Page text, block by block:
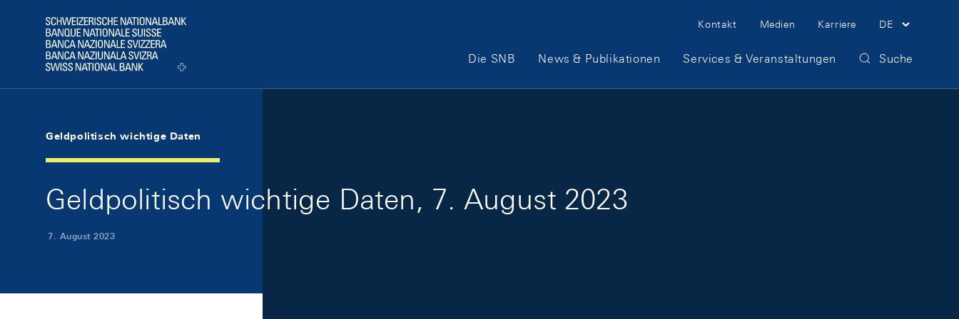
Logo
Meta Navigation
Kontakt Medien Karriere DE
Hauptnavigation
Die SNB News & Publikationen Services & Veranstaltungen Suche
Geldpolitisch wichtige Daten
Geldpolitisch wichtige Daten, 7. August 2023
7. August 2023